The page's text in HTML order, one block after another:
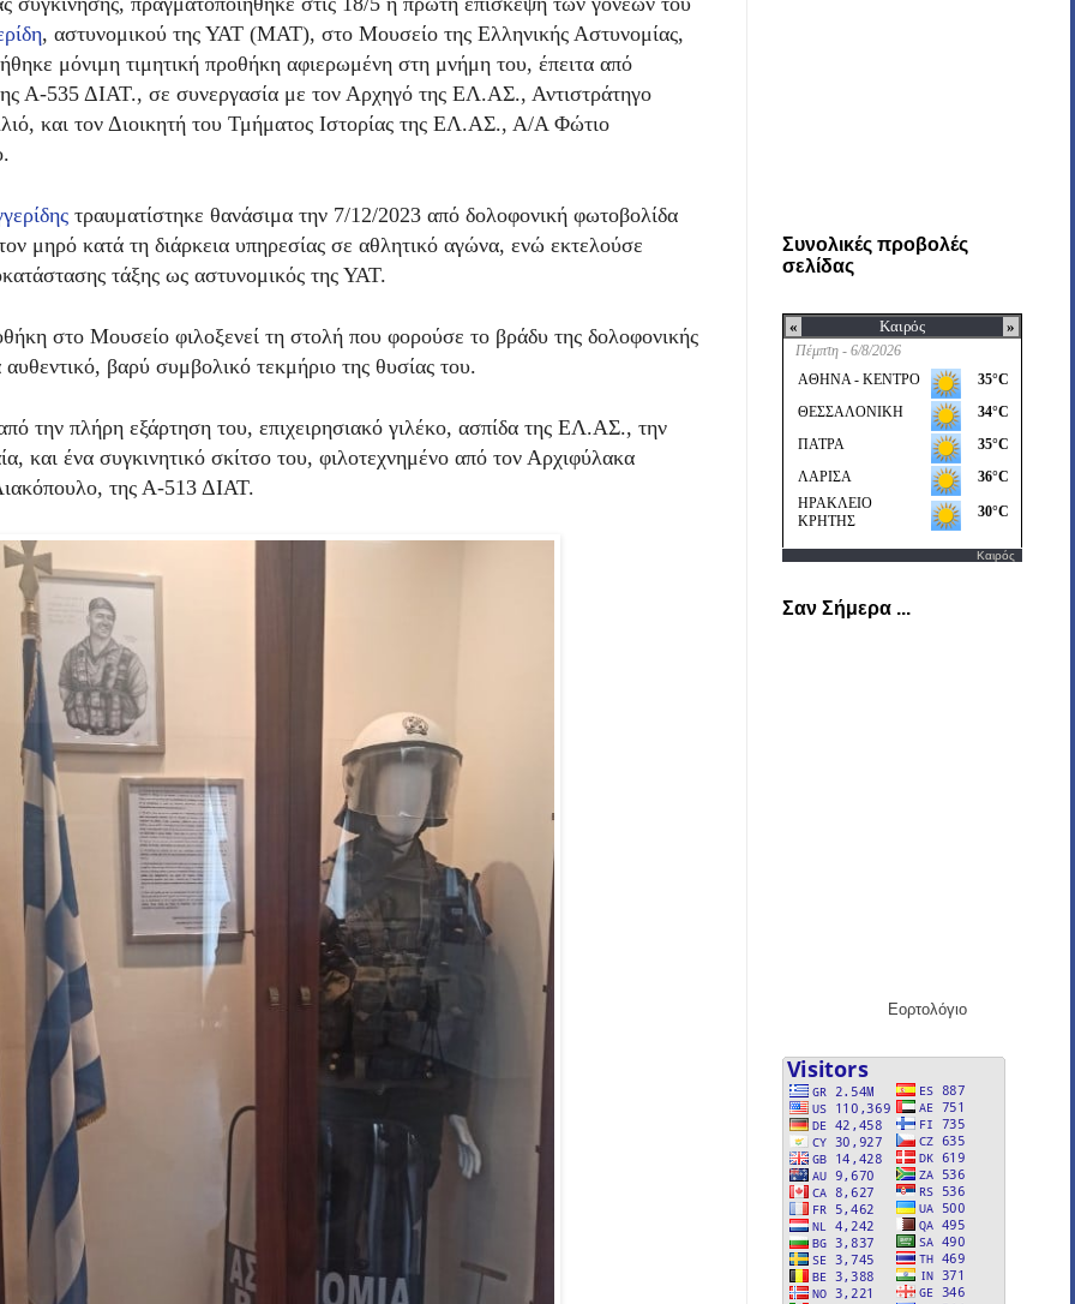
, αστυνομικού της ΥΑΤ (ΜΑΤ), στο Μουσείο της Ελληνικής Αστυνομίας,
μόνιμη τιμητική προθήκη αφιερωμένη στη μνήμη του, έπειτα από
Α-535 ΔΙΑΤ., σε συνεργασία με τον Αρχηγό της ΕΛ.ΑΣ., Αντιστράτηγο
και τον Διοικητή του Τμήματος Ιστορίας της ΕΛ.ΑΣ., Α/Α Φώτιο
τραυματίστηκε θανάσιμα την 7/12/2023 από δολοφονική φωτοβολίδα
μηρό κατά τη διάρκεια υπηρεσίας σε αθλητικό αγώνα, ενώ εκτελούσε
τάξης ως αστυνομικός της ΥΑΤ.
στο Μουσείο φιλοξενεί τη στολή που φορούσε το βράδυ της δολοφονικής
αυθεντικό, βαρύ συμβολικό τεκμήριο της θυσίας του.
την πλήρη εξάρτηση του, επιχειρησιακό γιλέκο, ασπίδα της ΕΛ.ΑΣ., την
και ένα συγκινητικό σκίτσο του, φιλοτεχνημένο από τον Αρχιφύλακα
της Α-513 ΔΙΑΤ.
Συνολικές προβολές
σελίδας
Καιρός
Σαν Σήμερα ...
Εορτολόγιο